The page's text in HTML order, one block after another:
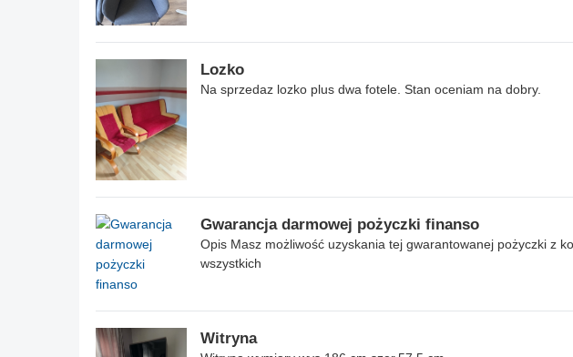
Lozko
Na sprzedaz lozko plus dwa fotele. Stan oceniam na dobry.
Gwarancja darmowej pożyczki finanso
Opis Masz możliwość uzyskania tej gwarantowanej pożyczki z
wszystkich
Witryna